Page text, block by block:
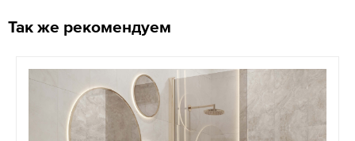
Так же рекомендуем